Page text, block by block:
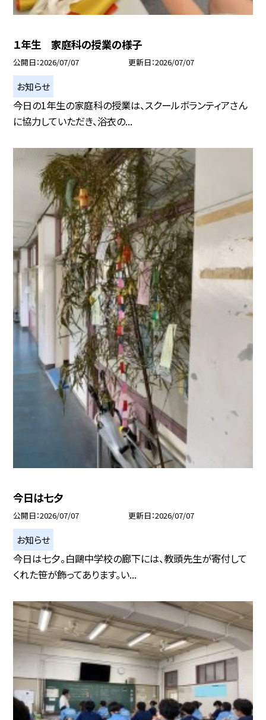
１年生 家庭科の授業の様子
公開日 2026/07/07 更新日 2026/07/07
お知らせ
今日の1年生の家庭科の授業は、スクールボランティアさん
に協力していただき、浴衣の...
今日は七夕
公開日 2026/07/07 更新日 2026/07/07
お知らせ
今日は七夕。白鷗中学校の廊下には、教頭先生が寄付して
くれた笹が飾ってあります。い...